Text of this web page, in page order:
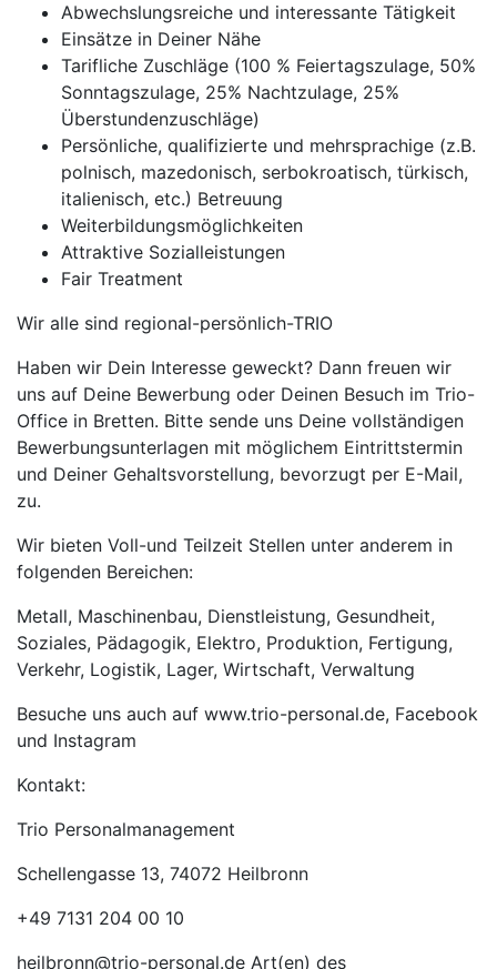
Abwechslungsreiche und interessante Tätigkeit
Einsätze in Deiner Nähe
Tarifliche Zuschläge (100 % Feiertagszulage, 50%
Sonntagszulage, 25% Nachtzulage, 25%
Überstundenzuschläge)
Persönliche, qualifizierte und mehrsprachige (z.B.
polnisch, mazedonisch, serbokroatisch, türkisch,
italienisch, etc.) Betreuung
Weiterbildungsmöglichkeiten
Attraktive Sozialleistungen
Fair Treatment
Wir alle sind regional-persönlich-TRIO
Haben wir Dein Interesse geweckt? Dann freuen wir
uns auf Deine Bewerbung oder Deinen Besuch im Trio-
Office in Bretten. Bitte sende uns Deine vollständigen
Bewerbungsunterlagen mit möglichem Eintrittstermin
und Deiner Gehaltsvorstellung, bevorzugt per E-Mail,
zu.
Wir bieten Voll-und Teilzeit Stellen unter anderem in
folgenden Bereichen:
Metall, Maschinenbau, Dienstleistung, Gesundheit,
Soziales, Pädagogik, Elektro, Produktion, Fertigung,
Verkehr, Logistik, Lager, Wirtschaft, Verwaltung
Besuche uns auch auf www.trio-personal.de, Facebook
und Instagram
Kontakt:
Trio Personalmanagement
Schellengasse 13, 74072 Heilbronn
+49 7131 204 00 10
heilbronn@trio-personal.de Art(en) des